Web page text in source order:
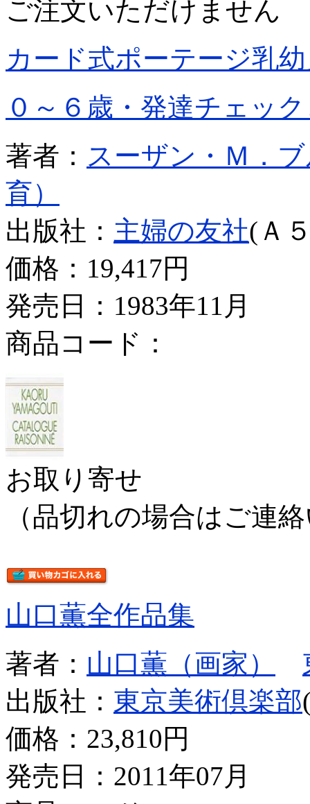
ご注文いただけません
カード式ポーテージ乳
０～６歳・発達チェッ
著者： スーザン・Ｍ．
育）
出版社： 主婦の友社(Ａ
価格： 19,417円
発売日：1983年11月
商品コード：
お取り寄せ
（品切れの場合はご連
山口薫全作品集
著者： 山口薫（画家）
出版社： 東京美術倶楽部
価格： 23,810円
発売日：2011年07月